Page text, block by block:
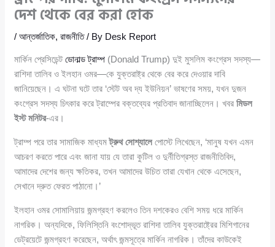
দেশ থেকে বের করা হোক
/আন্তর্জাতিক,রাজনীতি/ By Desk Report
মার্কিন প্রেসিডেন্টডোনাল্ড ট্রাম্প (Donald Trump) দুই মুসলিম কংগ্রেস সদস্য—
রাশিদা তালিব ও ইলহান ওমর—কে যুক্তরাষ্ট্র থেকে বের করে দেওয়ার দাবি
জানিয়েছেন। এ ঘটনা ঘটে তার ‘স্টেট অব দ্য ইউনিয়ন’ ভাষণের সময়, যখন দুজন
কংগ্রেস সদস্য চিৎকার করে ট্রাম্পের বক্তব্যের প্রতিবাদ জানাচ্ছিলেন। খবরমিডল
ইস্ট মনিটর-এর।
ট্রাম্প পরে তার সামাজিক মাধ্যমট্রুথ সোশ্যালেপোস্টে লিখেছেন, ‘মানুষ যখন এমন
আচরণ করতে পারে এবং জানা যায় যে তারা কুটিল ও দুর্নীতিগ্রস্ত রাজনীতিবিদ,
আমাদের দেশের জন্য ক্ষতিকর, তখন আমাদের উচিত তারা যেখান থেকে এসেছেন,
সেখানে দ্রুত ফেরত পাঠানো।’
ইলহান ওমর সোমালিয়ায় জন্মগ্রহণ করলেও তিন দশকেরও বেশি সময় ধরে মার্কিন
নাগরিক। অন্যদিকে, ফিলিস্তিনি বংশোদ্ভূত রাশিদা তালিব যুক্তরাষ্ট্রের মিশিগানের
ডেট্রয়েটে জন্মগ্রহণ করেছেন, অর্থাৎ জন্মসূত্রে মার্কিন নাগরিক। তাঁদের কাউকেই